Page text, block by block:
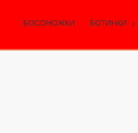
БОСОНОЖКИ БОТИНКИ